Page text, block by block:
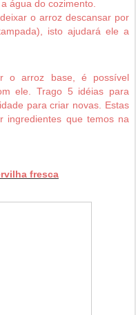
água do cozimento.
o arroz descansar por
isto ajudará ele a
o arroz base, é possível
ele. Trago 5 idéias para
para criar novas. Estas
ingredientes que temos na
fresca